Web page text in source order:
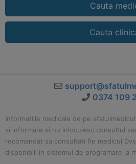
Cauta
Cauta
0374 109
Informatiile medicale de pe
si informare si nu inlocuiesc consultul
recomandat sa consultati fie medicul
disponibili in sistemul de programare la